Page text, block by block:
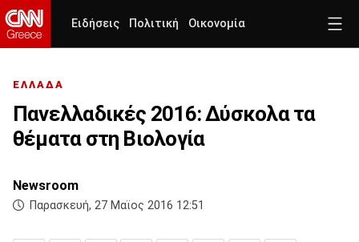
Ειδήσεις Πολιτική Οικονομία
ΕΛΛΑΔΑ
Πανελλαδικές 2016: Δύσκολα τα
θέματα στη Βιολογία
Newsroom
Παρασκευή, 27 Μαϊος 2016 12:51